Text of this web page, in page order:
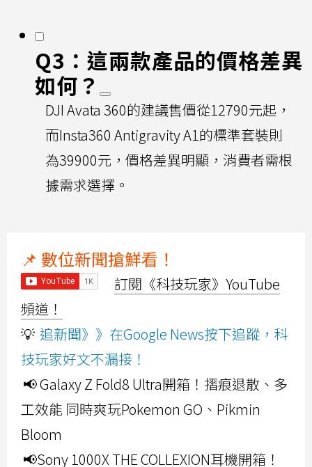
Q3：這兩款產品的價格差異
如何？
DJI Avata 360的建議售價從12790元起，
而Insta360 Antigravity A1的標準套裝則
為39900元，價格差異明顯，消費者需根
據需求選擇。
📌 數位新聞搶鮮看！
訂閱《科技玩家》YouTube
頻道！
💡 追新聞》》在Google News按下追蹤，科
技玩家好文不漏接！
📢 Galaxy Z Fold8 Ultra開箱！摺痕退散、多
工效能 同時爽玩Pokemon GO、Pikmin
Bloom
📢Sony 1000X THE COLLEXION耳機開箱！